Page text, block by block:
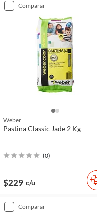
comparar
Weber
Pastina Classic Jade 2 Kg
(0)
$229 c/u
comparar